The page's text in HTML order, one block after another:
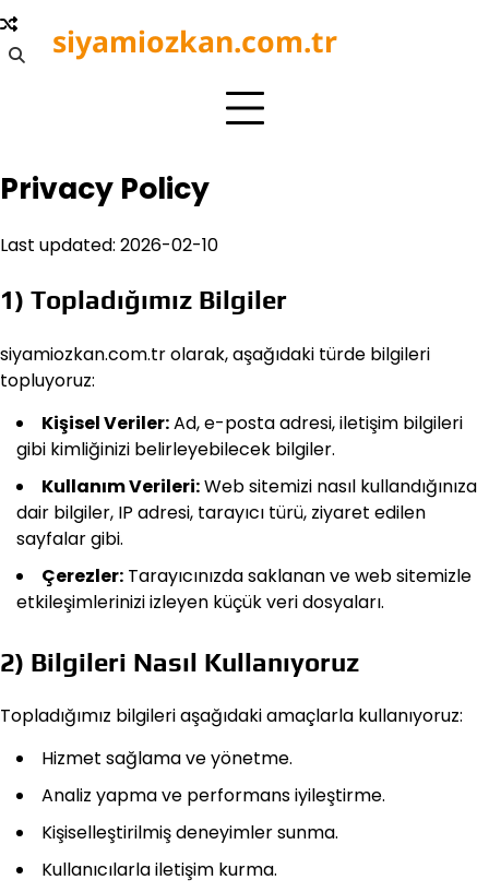
Skip
to
content
siyamiozkan.com.tr
Privacy Policy
Last updated: 2026-02-10
1) Topladığımız Bilgiler
siyamiozkan.com.tr olarak, aşağıdaki türde bilgileri
topluyoruz:
Kişisel Veriler:Ad, e-posta adresi, iletişim bilgileri
gibi kimliğinizi belirleyebilecek bilgiler.
Kullanım Verileri:Web sitemizi nasıl kullandığınıza
dair bilgiler, IP adresi, tarayıcı türü, ziyaret edilen
sayfalar gibi.
Çerezler: Tarayıcınızda saklanan ve web sitemizle
etkileşimlerinizi izleyen küçük veri dosyaları.
2) Bilgileri Nasıl Kullanıyoruz
Topladığımız bilgileri aşağıdaki amaçlarla kullanıyoruz:
Hizmet sağlama ve yönetme.
Analiz yapma ve performans iyileştirme.
Kişiselleştirilmiş deneyimler sunma.
Kullanıcılarla iletişim kurma.